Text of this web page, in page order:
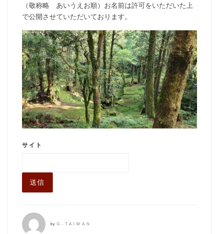
（敬称略 あいうえお順）お名前は許可をいただいた上
で公開させていただいております。
サイト
送信
byG-TAIWAN